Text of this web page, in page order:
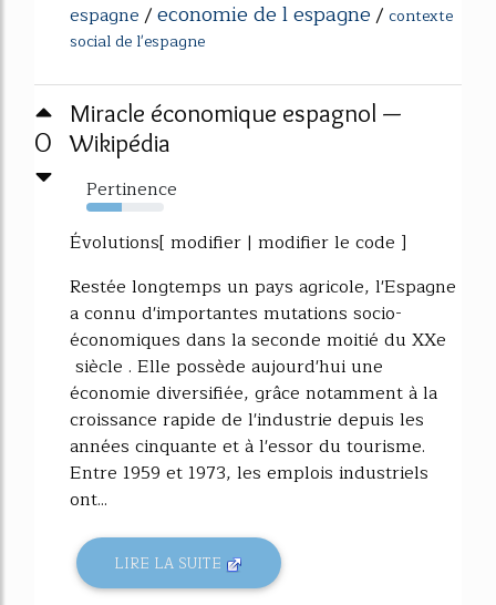
espagne/economie de l espagne/ contexte
social de l'espagne
0
Miracle économique espagnol —
Wikipédia
Pertinence
46%
Évolutions[ modifier | modifier le code ]
Restée longtemps un pays agricole, l'Espagne
a connu d'importantes mutations socio-
économiques dans la seconde moitié du XXe
siècle . Elle possède aujourd'hui une
économie diversifiée, grâce notamment à la
croissance rapide de l'industrie depuis les
années cinquante et à l'essor du tourisme.
Entre 1959 et 1973, les emplois industriels
ont...
LIRE LA SUITE